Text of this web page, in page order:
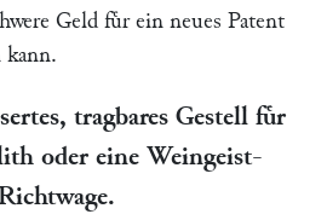
Geld fuͤr ein neues Patent
kann.
tragbares Gestell fuͤr
oder eine Weingeist-